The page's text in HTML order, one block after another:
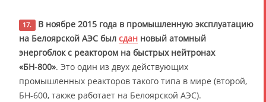
17.
В ноябре 2015 года в промышленную эксплуатацию
на Белоярской АЭС был сдан новый атомный
энергоблок с реактором на быстрых нейтронах
«БН-800». Это один из двух действующих
промышленных реакторов такого типа в мире (второй,
БН-600, также работает на Белоярской АЭС).